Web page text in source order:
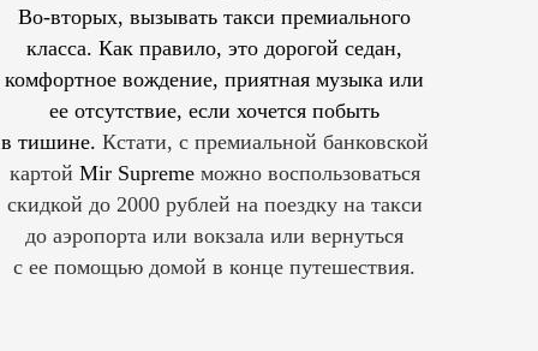
Во-вторых, вызывать такси премиального
класса. Как правило, это дорогой седан,
комфортное вождение, приятная музыка или
ее отсутствие, если хочется побыть
в тишине. Кстати, с премиальной банковской
картой Mir Supreme можно воспользоваться
скидкой до 2000 рублей на поездку на такси
до аэропорта или вокзала или вернуться
с ее помощью домой в конце путешествия.